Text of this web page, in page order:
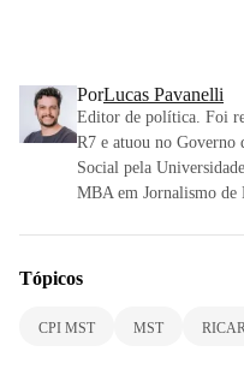
PorLucas Pavanelli
Editor de política. Foi
R7 e atuou no Governo
Social pela
MBA em Jornalismo de
Tópicos
CPI MST MST